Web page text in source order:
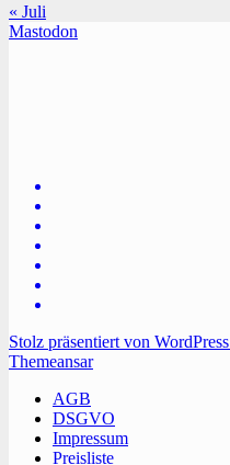
« Juli
Mastodon
Stolz präsentiert von WordPress
Themeansar
AGB
DSGVO
Impressum
Preisliste